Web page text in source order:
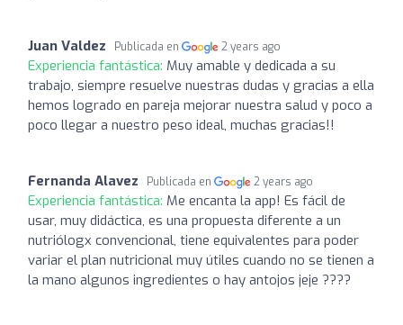
Juan Valdez Publicada en 2 years ago
Experiencia fantástica: Muy amable y dedicada a su
trabajo, siempre resuelve nuestras dudas y gracias a ella
hemos logrado en pareja mejorar nuestra salud y poco a
poco llegar a nuestro peso ideal, muchas gracias!!
Fernanda Alavez Publicada en 2 years ago
Experiencia fantástica: Me encanta la app! Es fácil de
usar, muy didáctica, es una propuesta diferente a un
nutriólogx convencional, tiene equivalentes para poder
variar el plan nutricional muy útiles cuando no se tienen a
la mano algunos ingredientes o hay antojos jeje ????